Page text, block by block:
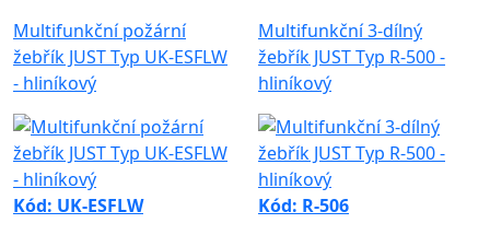
Multifunkční požární
žebřík JUST Typ UK-ESFLW
- hliníkový
Kód: UK-ESFLW
Multifunkční 3-dílný
žebřík JUST Typ R-500 -
hliníkový
Kód: R-506